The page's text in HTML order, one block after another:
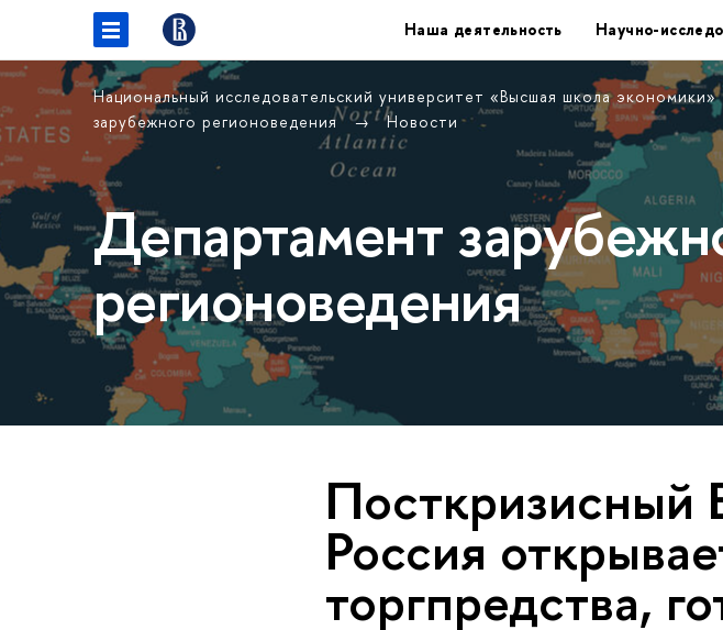
Наша деятельность Научно-
Национальный исследовательский университет «Высшая школа экономики»
зарубежного регионоведения
Новости
Департамент
регионоведения
Посткризисный
Россия
торгпредства,